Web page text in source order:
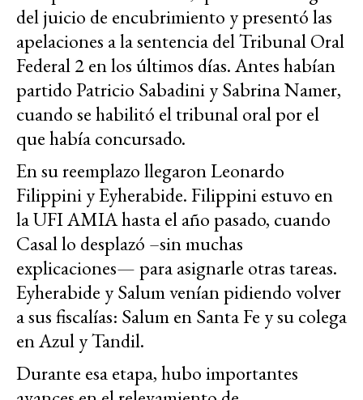
del juicio de encubrimiento y presentó las
apelaciones a la sentencia del Tribunal Oral
Federal 2 en los últimos días. Antes habían
partido Patricio Sabadini y Sabrina Namer,
cuando se habilitó el tribunal oral por el
que había concursado.
En su reemplazo llegaron Leonardo
Filippini y Eyherabide. Filippini estuvo en
la UFI AMIA hasta el año pasado, cuando
Casal lo desplazó –sin muchas
explicaciones— para asignarle otras tareas.
Eyherabide y Salum venían pidiendo volver
a sus fiscalías: Salum en Santa Fe y su colega
en Azul y Tandil.
Durante esa etapa, hubo importantes